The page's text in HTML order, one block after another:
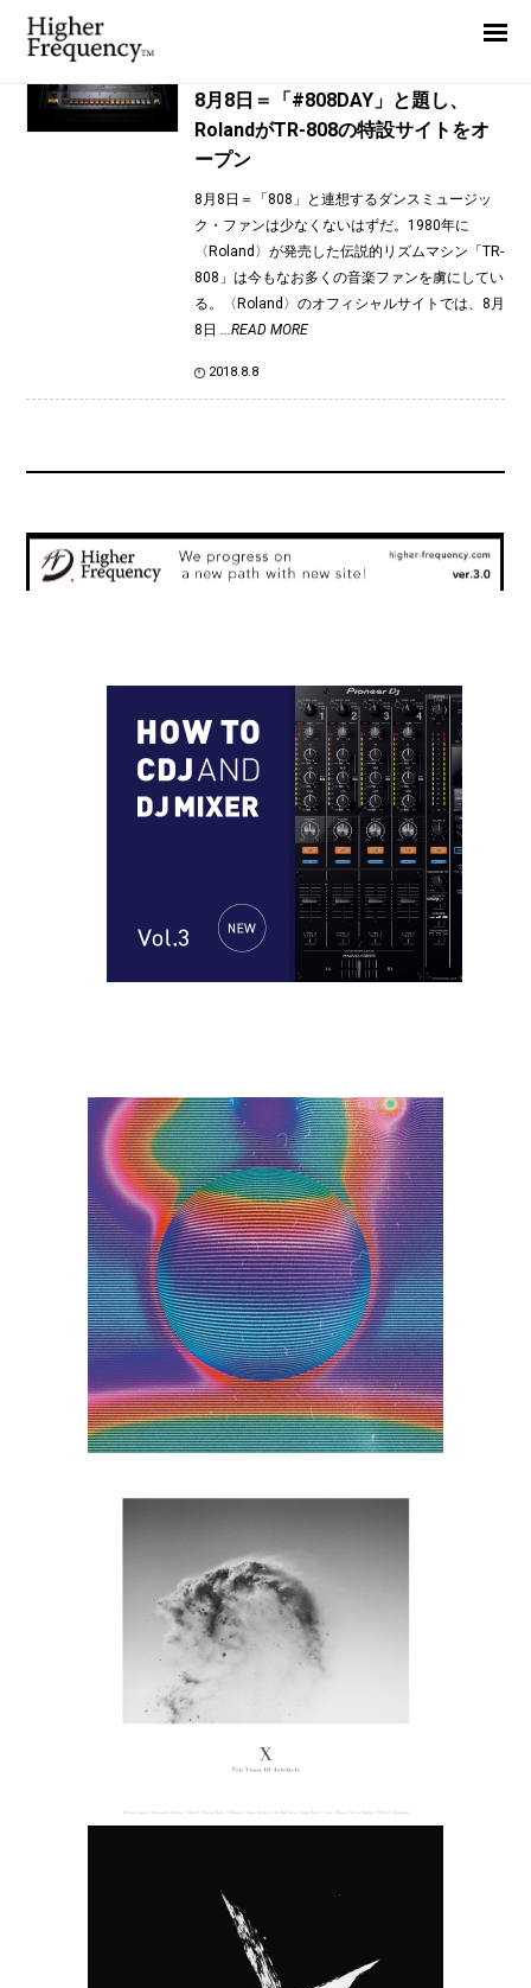
TAG: TR-808
8月8日＝「#808DAY」と題し、
RolandがTR-808の特設サイトをオ
ープン
8月8日＝「808」と連想するダンスミュージッ
ク・ファンは少なくないはずだ。1980年に
〈Roland〉が発売した伝説的リズムマシン「TR-
808」は今もなお多くの音楽ファンを虜にしてい
る。〈Roland〉のオフィシャルサイトでは、8月
8日 ...READ MORE
2018.8.8
News
Interview
Report